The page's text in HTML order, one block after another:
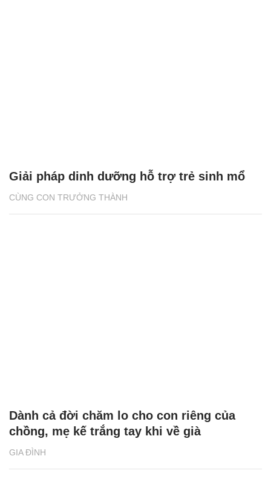
CÙNG CON TRƯỞNG THÀNH
Giải pháp dinh dưỡng hỗ trợ trẻ sinh mổ
GIA ĐÌNH
Dành cả đời chăm lo cho con riêng của
chồng, mẹ kế trắng tay khi về già